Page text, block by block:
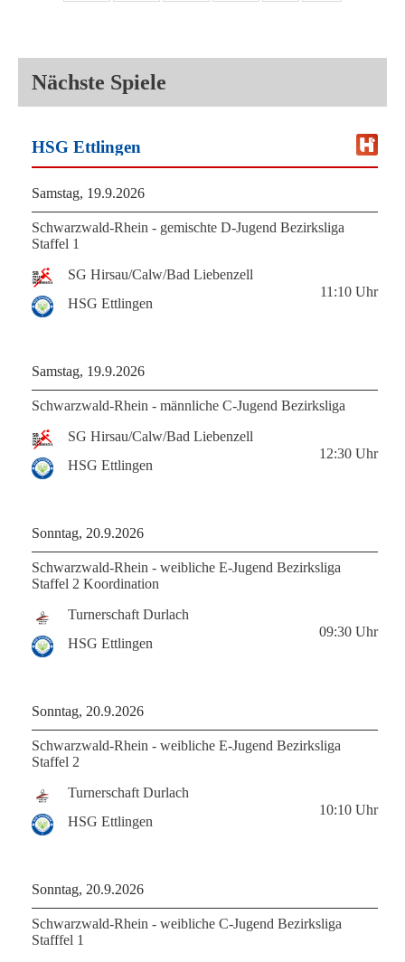
Nächste Spiele
HSG Ettlingen
Samstag, 19.9.2026
Schwarzwald-Rhein - gemischte D-Jugend Bezirksliga
Staffel 1
SG Hirsau/Calw/Bad Liebenzell
HSG Ettlingen
11:10 Uhr
Samstag, 19.9.2026
Schwarzwald-Rhein - männliche C-Jugend Bezirksliga
SG Hirsau/Calw/Bad Liebenzell
HSG Ettlingen
12:30 Uhr
Sonntag, 20.9.2026
Schwarzwald-Rhein - weibliche E-Jugend Bezirksliga
Staffel 2 Koordination
Turnerschaft Durlach
HSG Ettlingen
09:30 Uhr
Sonntag, 20.9.2026
Schwarzwald-Rhein - weibliche E-Jugend Bezirksliga
Staffel 2
Turnerschaft Durlach
HSG Ettlingen
10:10 Uhr
Sonntag, 20.9.2026
Schwarzwald-Rhein - weibliche C-Jugend Bezirksliga
Stafffel 1